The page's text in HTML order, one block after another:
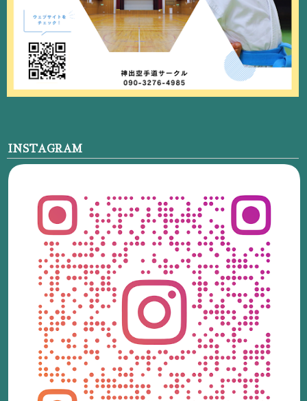
INSTAGRAM